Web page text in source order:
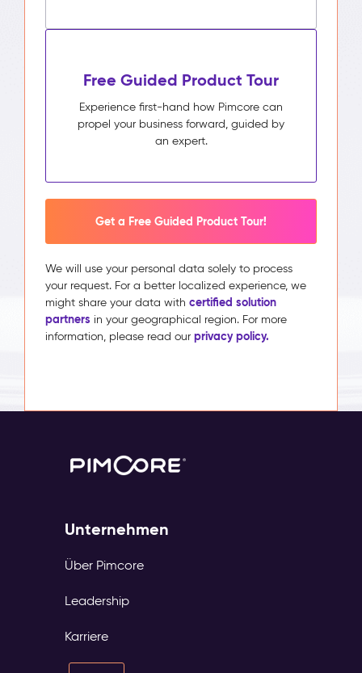
Free Guided Product Tour
Experience first-hand how Pimcore can
propel your business forward, guided by
an expert.
Get a Free Guided Product Tour!
We will use your personal data solely to process
your request. For a better localized experience, we
might share your data with certified solution
partners in your geographical region. For more
information, please read our privacy policy.
Unternehmen
Über Pimcore
Leadership
Karriere